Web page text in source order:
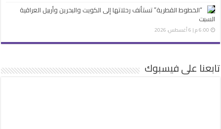
“الخطوط القطرية” تستأنف رحلاتها إلى الكويت والبحرين وأربيل العراقية
السبت
6:00 م | 6 أغسطس، 2026
تابعنا على فيسبوك